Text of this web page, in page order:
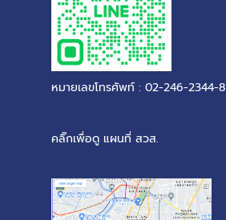
หมายเลขโทรศัพท์ : 02-246-2344-8
คลิ๊กเพื่อดู แผนที่ สวส.